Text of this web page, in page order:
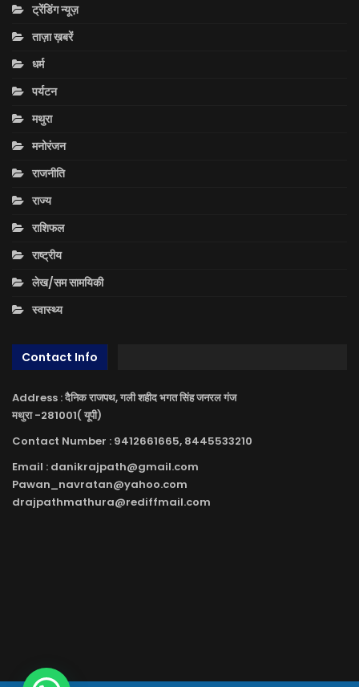
ट्रेंडिंग न्यूज़
ताज़ा ख़बरें
धर्म
पर्यटन
मथुरा
मनोरंजन
राजनीति
राज्य
राशिफल
राष्ट्रीय
लेख/सम सामयिकी
स्वास्थ्य
Contact Info
Address : दैनिक राजपथ, गली शहीद भगत सिंह जनरल गंज
मथुरा -281001( यूपी)
Contact Number : 9412661665, 8445533210
Email : danikrajpath@gmail.com
Pawan_navratan@yahoo.com
drajpathmathura@rediffmail.com